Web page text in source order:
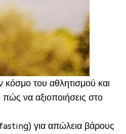
κόσμο του αθλητισμού και
να αξιοποιήσεις στο
για απώλεια βάρους